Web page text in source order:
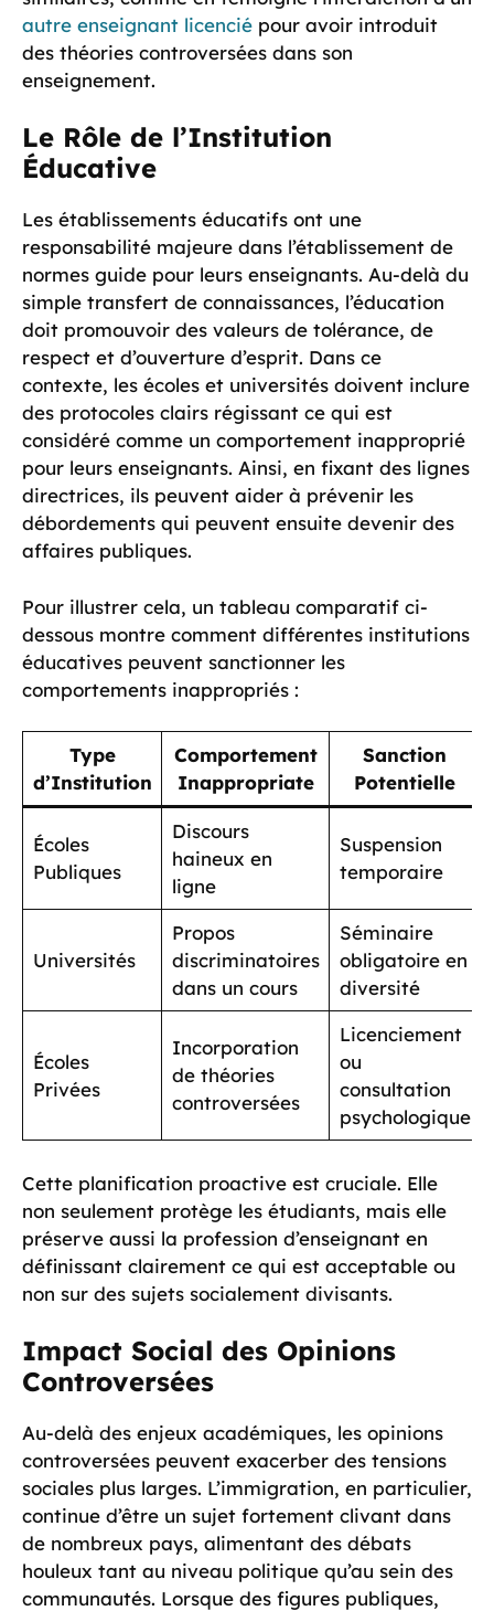
autre enseignant licencié pour avoir introduit
des théories controversées dans son
enseignement.
Le Rôle de l’Institution
Éducative
Les établissements éducatifs ont une
responsabilité majeure dans l’établissement de
normes guide pour leurs enseignants. Au-delà du
simple transfert de connaissances, l’éducation
doit promouvoir des valeurs de tolérance, de
respect et d’ouverture d’esprit. Dans ce
contexte, les écoles et universités doivent inclure
des protocoles clairs régissant ce qui est
considéré comme un comportement inapproprié
pour leurs enseignants. Ainsi, en fixant des lignes
directrices, ils peuvent aider à prévenir les
débordements qui peuvent ensuite devenir des
affaires publiques.
Pour illustrer cela, un tableau comparatif ci-
dessous montre comment différentes institutions
éducatives peuvent sanctionner les
comportements inappropriés :
Type
d’Institution
Comportement
Inappropriate
Sanction
Potentielle
Écoles
Publiques
Discours
haineux en
ligne
Suspension
temporaire
Universités
Propos
discriminatoires
dans un cours
Séminaire
obligatoire en
diversité
Écoles
Privées
Incorporation
de théories
controversées
Licenciement
ou
consultation
psychologique
Cette planification proactive est cruciale. Elle
non seulement protège les étudiants, mais elle
préserve aussi la profession d’enseignant en
définissant clairement ce qui est acceptable ou
non sur des sujets socialement divisants.
Impact Social des Opinions
Controversées
Au-delà des enjeux académiques, les opinions
controversées peuvent exacerber des tensions
sociales plus larges. L’immigration, en particulier,
continue d’être un sujet fortement clivant dans
de nombreux pays, alimentant des débats
houleux tant au niveau politique qu’au sein des
communautés. Lorsque des figures publiques,